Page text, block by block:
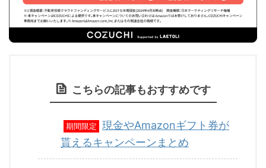
こちらの記事もおすすめです
期間限定
現金やAmazonギフト券が
貰えるキャンペーンまとめ